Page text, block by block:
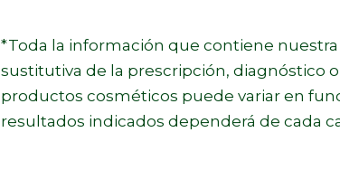
*Toda la información que contiene
sustitutiva de la prescripción, diagnóstico
productos cosméticos puede variar en
resultados indicados dependerá de cada